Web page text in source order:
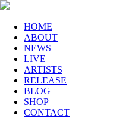
HOME
ABOUT
NEWS
LIVE
ARTISTS
RELEASE
BLOG
SHOP
CONTACT